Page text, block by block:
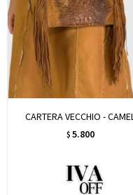
CARTERA VECCHIO - CAMEL
$ 5.800